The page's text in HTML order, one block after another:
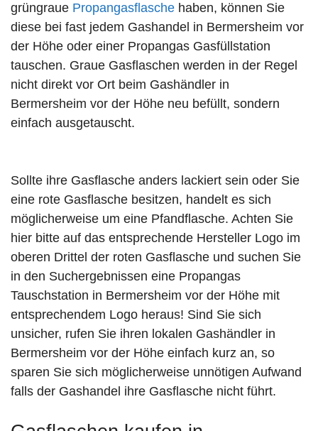
grüngraue Propangasflasche haben, können Sie
diese bei fast jedem Gashandel in Bermersheim vor
der Höhe oder einer Propangas Gasfüllstation
tauschen. Graue Gasflaschen werden in der Regel
nicht direkt vor Ort beim Gashändler in
Bermersheim vor der Höhe neu befüllt, sondern
einfach ausgetauscht.
Sollte ihre Gasflasche anders lackiert sein oder Sie
eine rote Gasflasche besitzen, handelt es sich
möglicherweise um eine Pfandflasche. Achten Sie
hier bitte auf das entsprechende Hersteller Logo im
oberen Drittel der roten Gasflasche und suchen Sie
in den Suchergebnissen eine Propangas
Tauschstation in Bermersheim vor der Höhe mit
entsprechendem Logo heraus! Sind Sie sich
unsicher, rufen Sie ihren lokalen Gashändler in
Bermersheim vor der Höhe einfach kurz an, so
sparen Sie sich möglicherweise unnötigen Aufwand
falls der Gashandel ihre Gasflasche nicht führt.